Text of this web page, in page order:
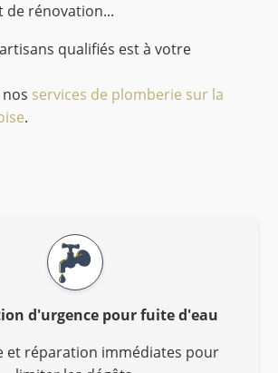
de rénovation...
qualifiés est à votre
services de plomberie sur la
.
d'urgence pour fuite d'eau
et réparation immédiates pour